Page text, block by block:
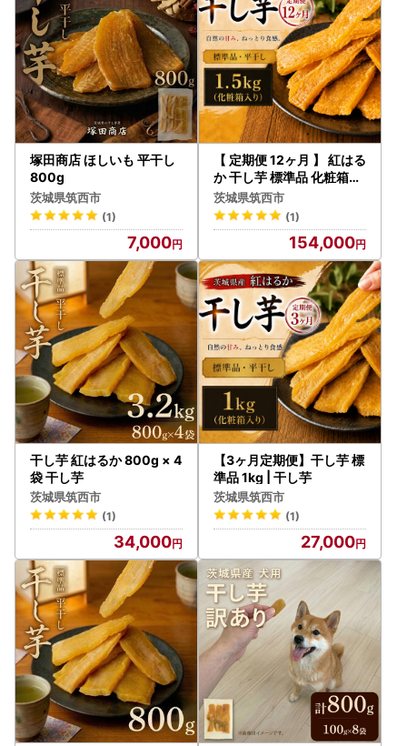
塚田商店 ほしいも 平干し
800g
茨城県筑西市
(1)
7,000
【 定期便 12ヶ月 】 紅はる
か 干し芋 標準品 化粧箱入
り 1.5kg ほしいも
茨城県筑西市
(1)
154,000
干し芋 紅はるか 800g × 4
袋 干し芋
茨城県筑西市
(1)
34,000
【3ヶ月定期便】干し芋 標
準品 1kg | 干し芋
茨城県筑西市
(1)
27,000